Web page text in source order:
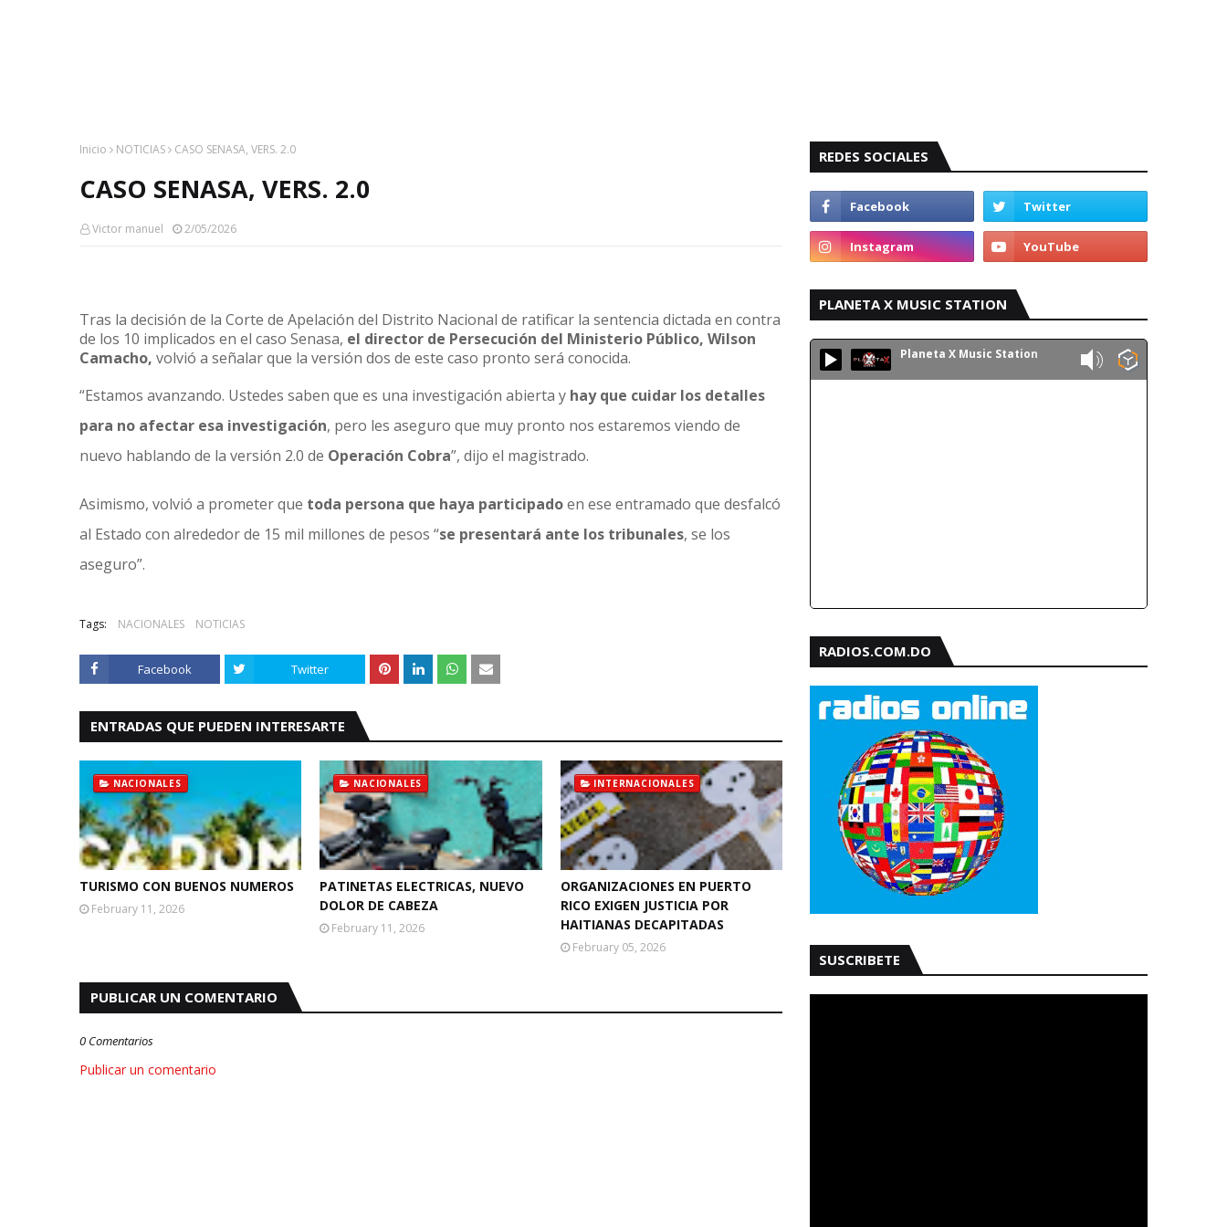
Inicio NOTICIAS CASO SENASA, VERS. 2.0
CASO SENASA, VERS. 2.0
Victor manuel 2/05/2026
Tras la decisión de la Corte de Apelación del Distrito Nacional de ratificar la sentencia dictada en contra
de los 10 implicados en el caso Senasa, el director de Persecución del Ministerio Público, Wilson
Camacho, volvió a señalar que la versión dos de este caso pronto será conocida.
“Estamos avanzando. Ustedes saben que es una investigación abierta y hay que cuidar los detalles
para no afectar esa investigación, pero les aseguro que muy pronto nos estaremos viendo de
nuevo hablando de la versión 2.0 de Operación Cobra”, dijo el magistrado.
Asimismo, volvió a prometer que toda persona que haya participadoen ese entramado que desfalcó
al Estado con alrededor de 15 mil millones de pesos “se presentará ante los tribunales, se los
aseguro”.
Tags: NACIONALES NOTICIAS
Facebook Twitter
ENTRADAS QUE PUEDEN INTERESARTE
NACIONALES
TURISMO CON BUENOS NUMEROS
February 11, 2026
NACIONALES
PATINETAS ELECTRICAS, NUEVO
DOLOR DE CABEZA
February 11, 2026
INTERNACIONALES
ORGANIZACIONES EN PUERTO
RICO EXIGEN JUSTICIA POR
HAITIANAS DECAPITADAS
February 05, 2026
PUBLICAR UN COMENTARIO
0 Comentarios
Publicar un comentario
REDES SOCIALES
PLANETA X MUSIC STATION
Planeta X Music Station
RADIOS.COM.DO
SUSCRIBETE